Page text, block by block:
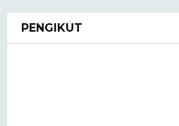
PENGIKUT